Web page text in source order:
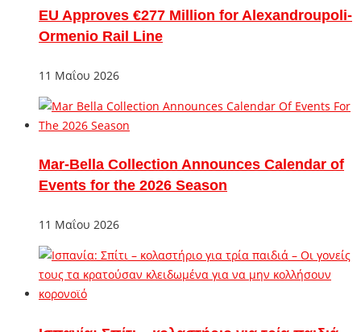
EU Approves €277 Million for Alexandroupoli-
Ormenio Rail Line
11 Μαΐου 2026
Mar-Bella Collection Announces Calendar of
Events for the 2026 Season
11 Μαΐου 2026